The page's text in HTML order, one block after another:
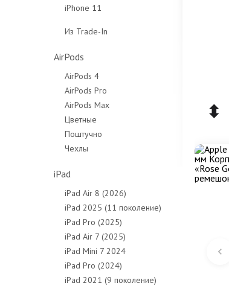
Чехлы
64Gb
Чехлы
Защитные стёкла
iPhone 11
Чехлы
Из Trade-In
AirPods
AirPods 4
AirPods Pro
AirPods Max
Цветные
Поштучно
Чехлы
iPad
iPad Air 8 (2026)
iPad 2025 (11 поколение)
iPad Pro (2025)
iPad Air 7 (2025)
iPad Mini 7 2024
iPad Pro (2024)
iPad 2021 (9 поколение)
⬍